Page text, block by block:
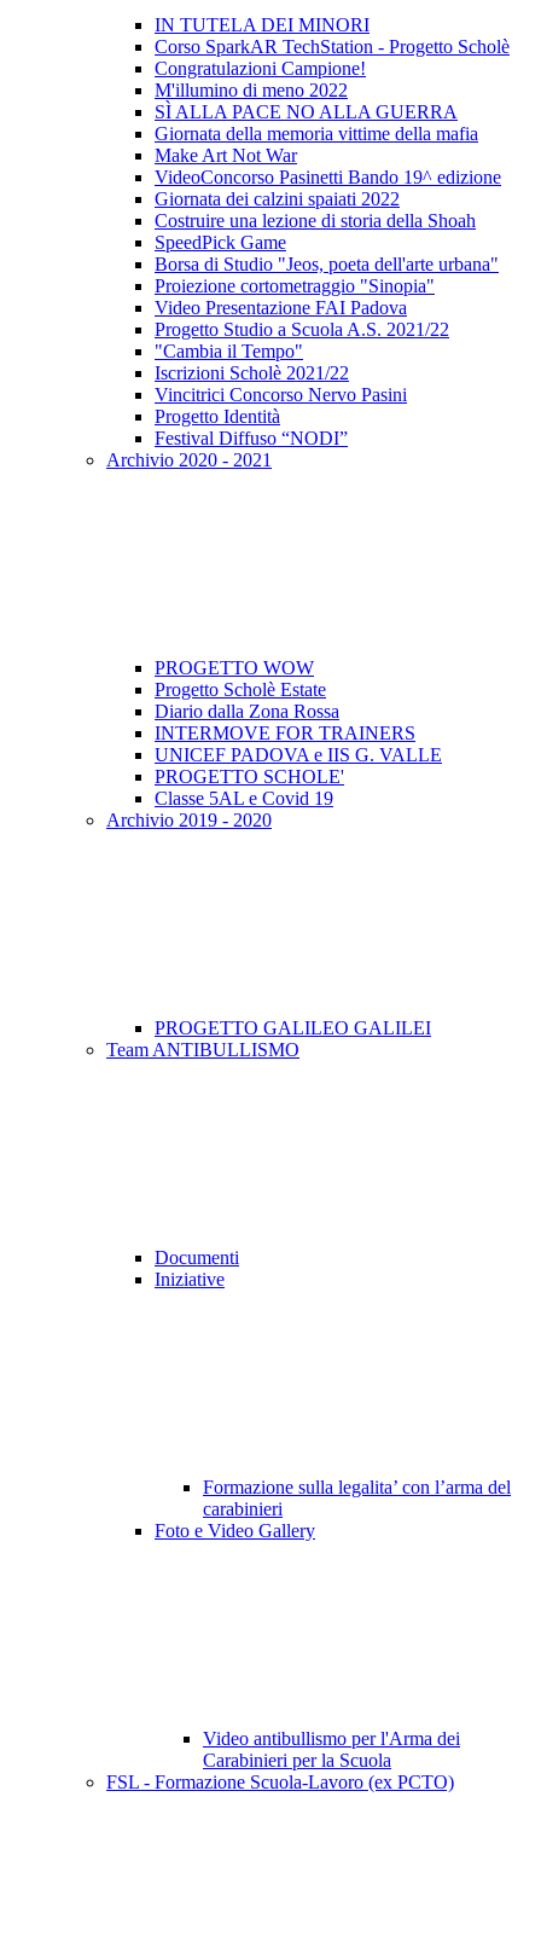
IN TUTELA DEI MINORI
Corso SparkAR TechStation - Progetto Scholè
Congratulazioni Campione!
M'illumino di meno 2022
SÌ ALLA PACE NO ALLA GUERRA
Giornata della memoria vittime della mafia
Make Art Not War
VideoConcorso Pasinetti Bando 19^ edizione
Giornata dei calzini spaiati 2022
Costruire una lezione di storia della Shoah
SpeedPick Game
Borsa di Studio "Jeos, poeta dell'arte urbana"
Proiezione cortometraggio "Sinopia"
Video Presentazione FAI Padova
Progetto Studio a Scuola A.S. 2021/22
"Cambia il Tempo"
Iscrizioni Scholè 2021/22
Vincitrici Concorso Nervo Pasini
Progetto Identità
Festival Diffuso “NODI”
Archivio 2020 - 2021
PROGETTO WOW
Progetto Scholè Estate
Diario dalla Zona Rossa
INTERMOVE FOR TRAINERS
UNICEF PADOVA e IIS G. VALLE
PROGETTO SCHOLE'
Classe 5AL e Covid 19
Archivio 2019 - 2020
PROGETTO GALILEO GALILEI
Team ANTIBULLISMO
Documenti
Iniziative
Formazione sulla legalita’ con l’arma del
carabinieri
Foto e Video Gallery
Video antibullismo per l'Arma dei
Carabinieri per la Scuola
FSL - Formazione Scuola-Lavoro (ex PCTO)